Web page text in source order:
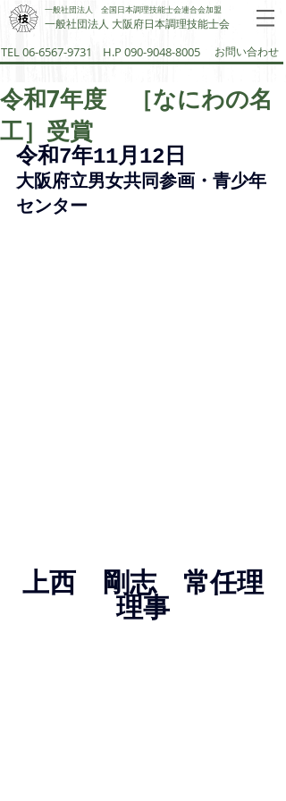
一般社団法人 全国日本調理技能士会連合会加盟
一般社団法人 大阪府日本調理技能士会​
TEL 06-6567-9731 お問い合わせ
H.P 090-9048-8005
令和7年度 ［なにわの名
工］受賞
令和7年11月12日
大阪府立男女共同参画・青少年
センター
上西　剛志　常任理
理事